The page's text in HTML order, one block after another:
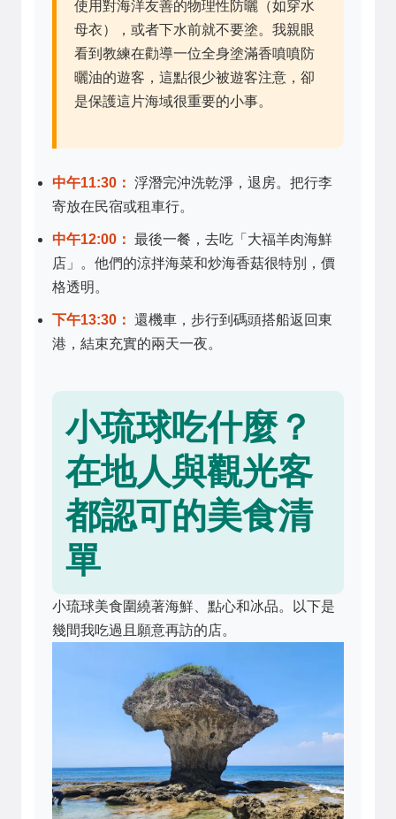
使用對海洋友善的物理性防曬（如穿水
母衣），或者下水前就不要塗。我親眼
看到教練在勸導一位全身塗滿香噴噴防
曬油的遊客，這點很少被遊客注意，卻
是保護這片海域很重要的小事。
中午11:30： 浮潛完沖洗乾淨，退房。把行李
寄放在民宿或租車行。
中午12:00： 最後一餐，去吃「大福羊肉海鮮
店」。他們的涼拌海菜和炒海香菇很特別，價
格透明。
下午13:30： 還機車，步行到碼頭搭船返回東
港，結束充實的兩天一夜。
小琉球吃什麼？
在地人與觀光客
都認可的美食清
單
小琉球美食圍繞著海鮮、點心和冰品。以下是
幾間我吃過且願意再訪的店。